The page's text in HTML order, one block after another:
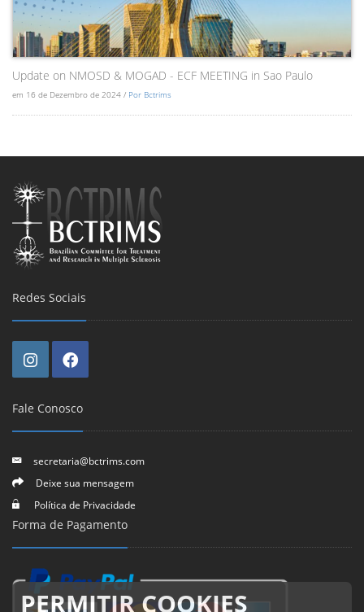
Update on NMOSD & MOGAD - ECF MEETING in Sao Paulo
em 16 de Dezembro de 2024 / Por Bctrims
Redes Sociais
Fale Conosco
secretaria@bctrims.com
Deixe sua mensagem
Política de Privacidade
Forma de Pagamento
PERMITIR COOKIES